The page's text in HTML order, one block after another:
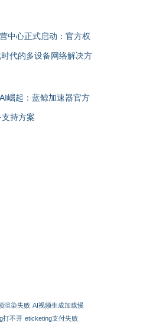
中心正式启动：官方权
代的多设备网络解决方
崛起：蓝鲸加速器官方
持方案
渲染失败 AI视频生成加载慢
打不开 eticketing支付失败